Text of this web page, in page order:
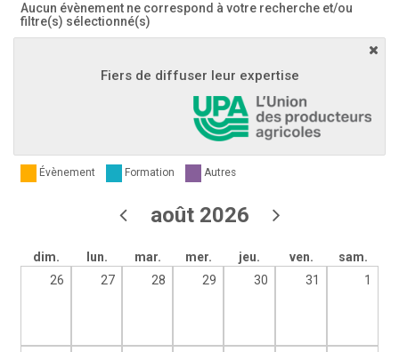
Aucun évènement ne correspond à votre recherche et/ou
filtre(s) sélectionné(s)
Fiers de diffuser leur expertise
Évènement Formation Autres
août 2026
dim. lun. mar. mer. jeu. ven.
sam.
26
27 28 29 30 31 1